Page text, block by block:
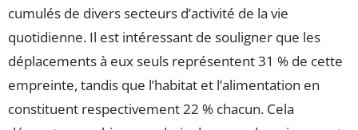
cumulés de divers secteurs d’activité de la vie
quotidienne. Il est intéressant de souligner que les
déplacements à eux seuls représentent 31 % de cette
empreinte, tandis que l’habitat et l’alimentation en
constituent respectivement 22 % chacun. Cela